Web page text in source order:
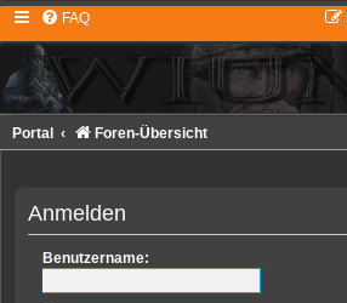
FAQ
Portal Foren-Übersicht
Anmelden
Benutzername: